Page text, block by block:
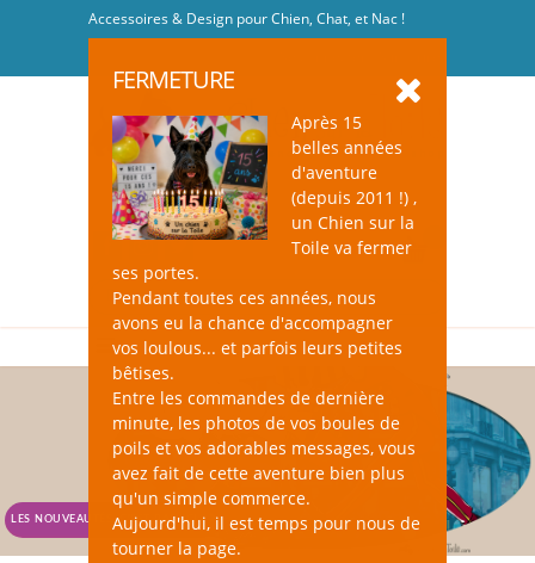
Accessoires & Design pour Chien, Chat, et Nac !
FERMETURE
Après 15
belles années
d'aventure
(depuis 2011 !) ,
un Chien sur la
Toile va fermer
ses portes.
Pendant toutes ces années, nous
avons eu la chance d'accompagner
vos loulous... et parfois leurs petites
bêtises.
Entre les commandes de dernière
minute, les photos de vos boules de
poils et vos adorables messages, vous
avez fait de cette aventure bien plus
qu'un simple commerce.
Aujourd'hui, il est temps pour nous de
tourner la page.
LES NOUVEAUTÉS, C'EST PAR ICI !